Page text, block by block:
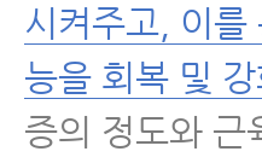
시켜주고, 이를
능을 회복 및
증의 정도와 근